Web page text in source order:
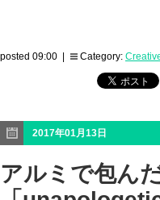
posted 09:00 | Category:
2017年01月13日
アルミで包ん